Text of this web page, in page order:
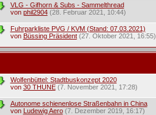
VLG - Gifhorn & Subs - Sammelthread
von phil2904 (28. Februar 2021, 10:44)
Fuhrparkliste PVG / KVM (Stand: 07.03.2021)
von Büssing Präsident (27. Oktober 2021, 16:55)
Wolfenbüttel: Stadtbuskonzept 2020
von 30 THUNE (7. November 2021, 17:28)
Autonome schienenlose Straßenbahn in China
von Ludewig Aero (7. Dezember 2019, 16:17)